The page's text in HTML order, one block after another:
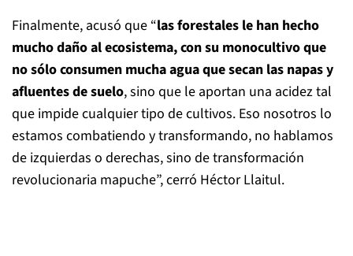
Finalmente, acusó que “las forestales le han hecho
mucho daño al ecosistema, con su monocultivo que
no sólo consumen mucha agua que secan las napas y
afluentes de suelo, sino que le aportan una acidez tal
que impide cualquier tipo de cultivos. Eso nosotros lo
estamos combatiendo y transformando, no hablamos
de izquierdas o derechas, sino de transformación
revolucionaria mapuche”, cerró Héctor Llaitul.